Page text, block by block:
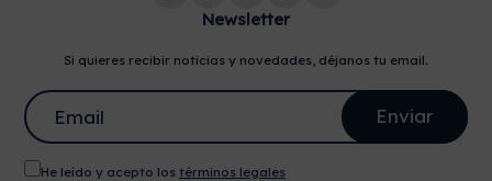
Newsletter
Si quieres recibir noticias y novedades, déjanos tu email.
He leído y acepto los términos legales